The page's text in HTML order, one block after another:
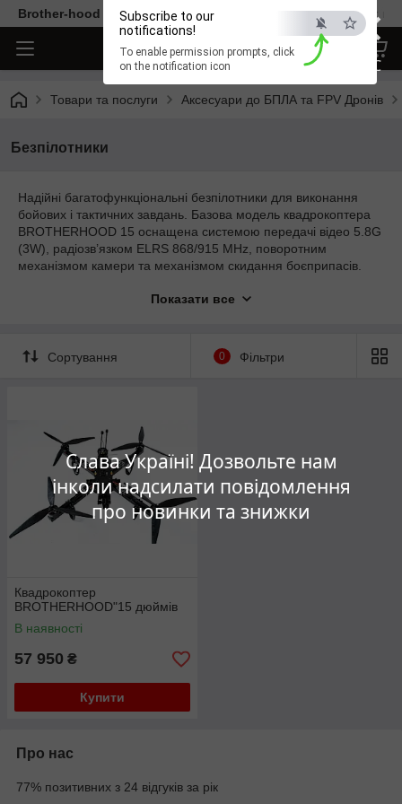
×
ESC
Слава Україні! Дозвольте нам
інколи надсилати повідомлення
про новинки та знижки
Subscribe to our
notifications!
To enable permission prompts, click
on the notification icon
Brother-hood - Одяг та аксесуари тільки від перевірених
Товари та послуги Аксесуари до БПЛА та FPV Дронів
Безпілотники
Надійні багатофункціональні безпілотники для виконання
бойових і тактичних завдань. Базова модель квадрокоптера
BROTHERHOOD 15 оснащена системою передачі відео 5.8G
(3W), радіозв’язком ELRS 868/915 MHz, поворотним
механізмом камери та механізмом скидання боєприпасів.
коли потрібна перевага в небі.
Показати все
Сортування 0 Фільтри
Квадрокоптер
BROTHERHOOD"15 дюймів
В наявності
57 950 ₴
Купити
Про нас
77% позитивних з 24 відгуків за рік